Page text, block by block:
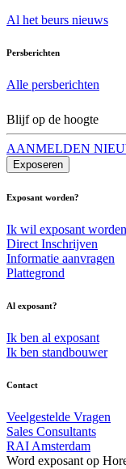
Al het beurs nieuws
Persberichten
Alle persberichten
Blijf op de hoogte
AANMELDEN
Exposeren
Exposant worden?
Ik wil exposant worden
Direct Inschrijven
Informatie aanvragen
Plattegrond
Al exposant?
Ik ben al exposant
Ik ben standbouwer
Contact
Veelgestelde Vragen
Sales Consultants
RAI Amsterdam
Word exposant op